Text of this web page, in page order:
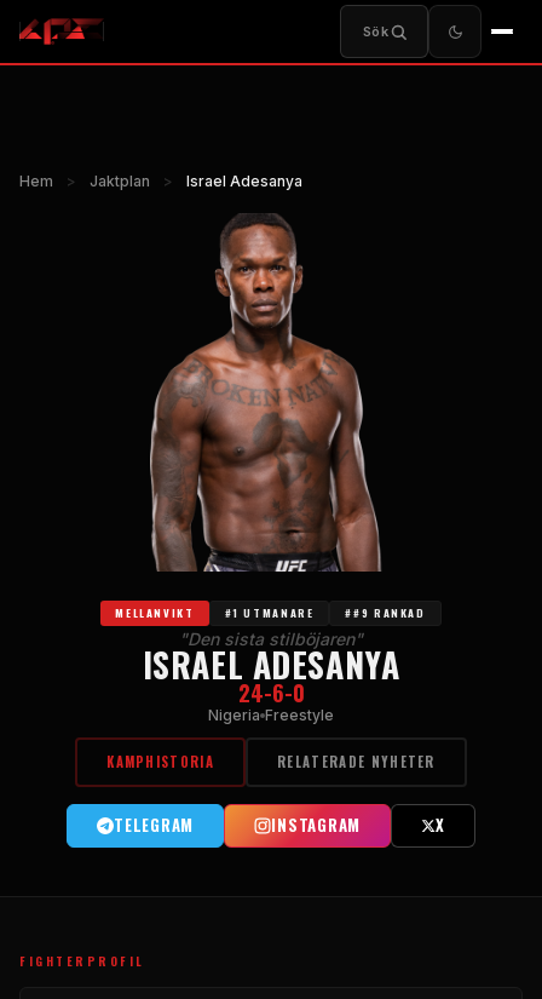
Sök
Hem > Jaktplan > Israel Adesanya
MELLANVIKT #1 UTMANARE ##9 RANKAD
"Den sista stilböjaren"
ISRAEL ADESANYA
24-6-0
Nigeria Freestyle
KAMPHISTORIA RELATERADE NYHETER
TELEGRAM INSTAGRAM X
FIGHTERPROFIL